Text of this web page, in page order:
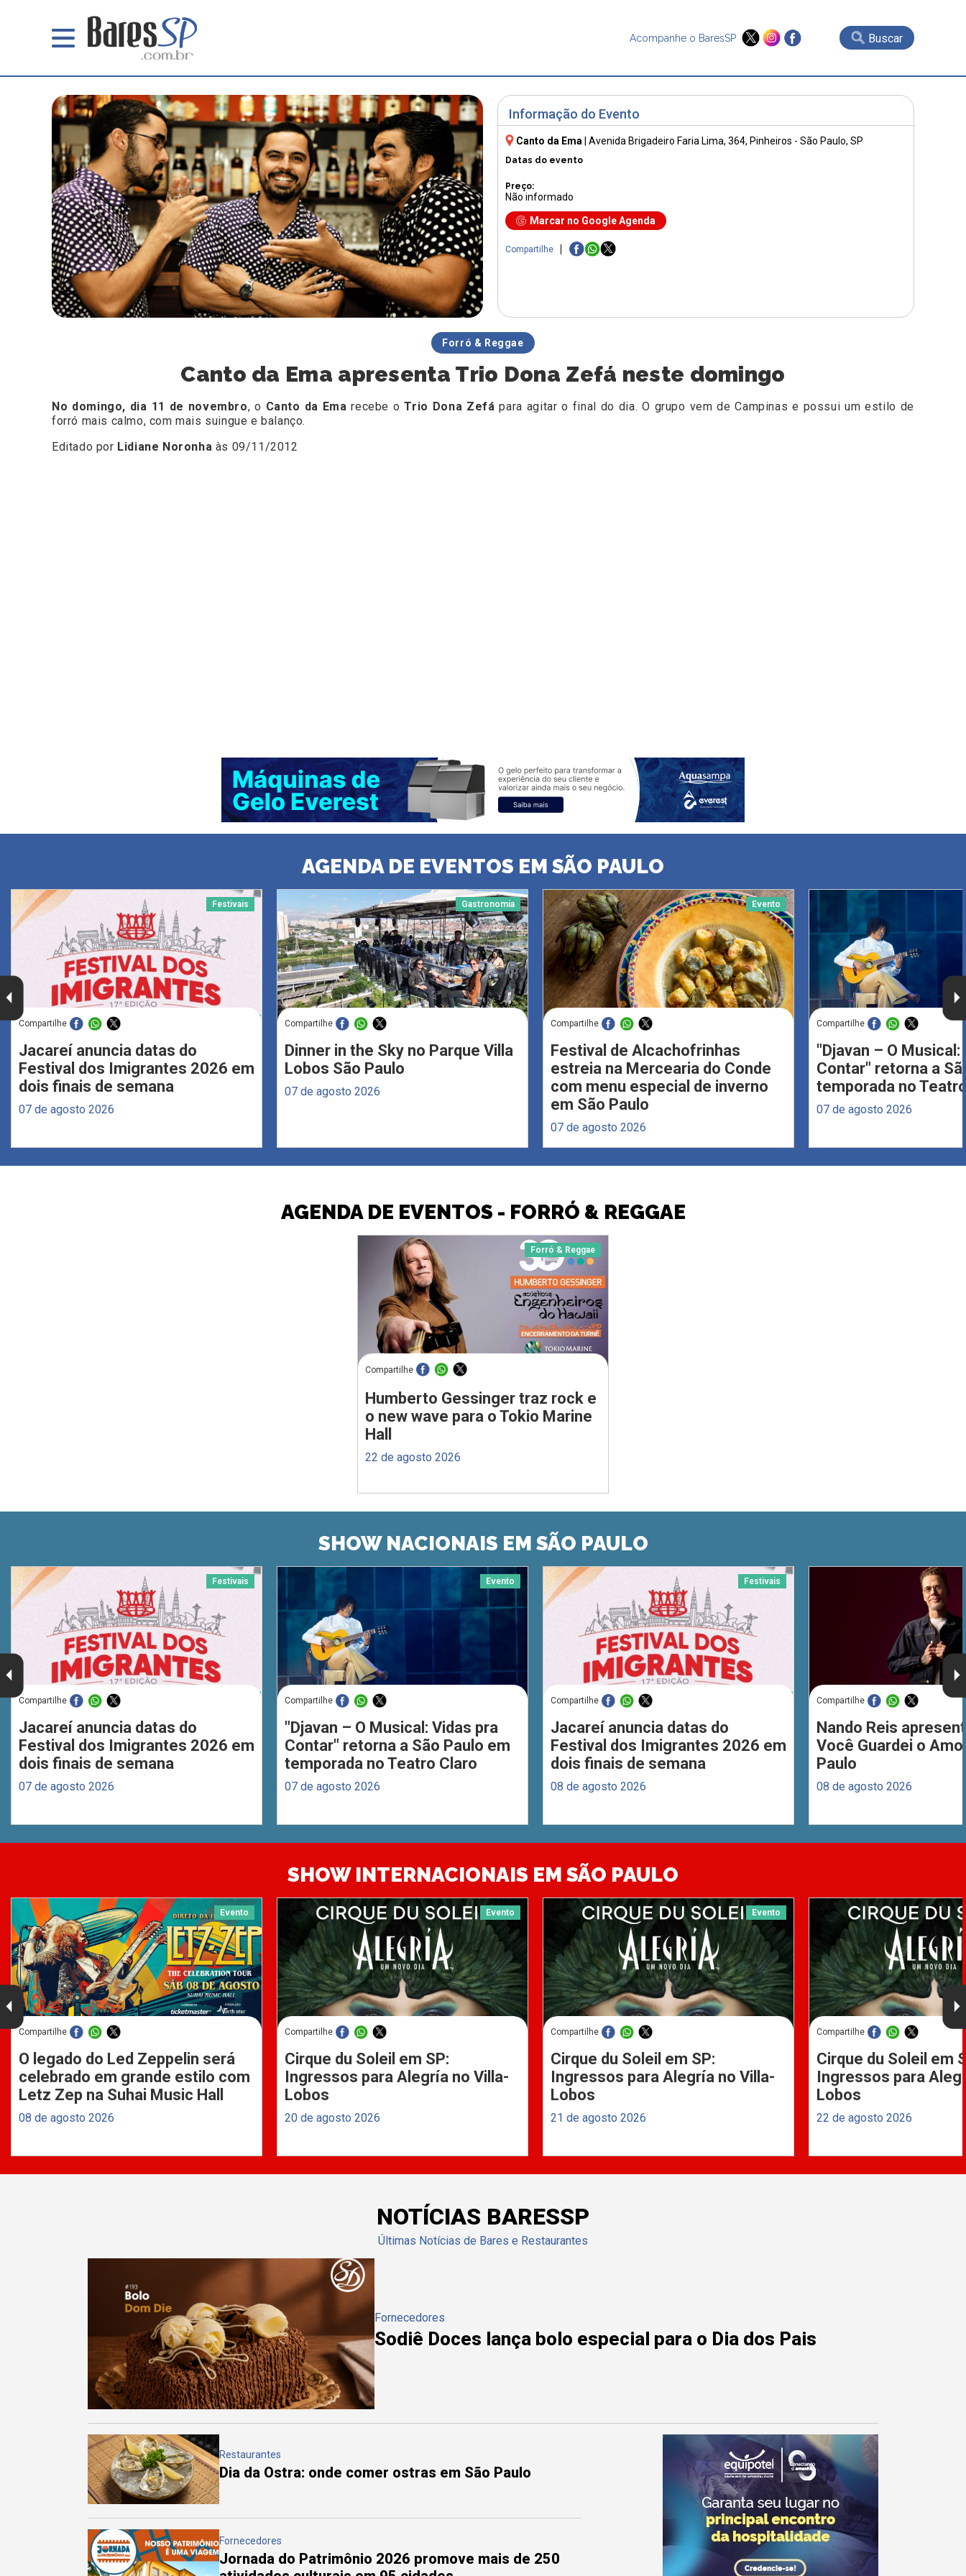
Acompanhe o BaresSP Buscar
Informação do Evento
Canto da Ema Avenida Brigadeiro Faria Lima, 364, Pinheiros - São Paulo, SP
Datas do evento
Preço:
Não informado
Marcar no Google Agenda
Compartilhe
Forró & Reggae
Canto da Ema apresenta Trio Dona Zefá neste domingo
No domingo, dia 11 de novembro, o Canto da Ema recebe oTrio Dona Zefá para agitar o final do dia. O grupo vem de Campinas e possui um estilo de
forró mais calmo, com mais suingue e balanço.
Editado por Lidiane Noronha às 09/11/2012
AGENDA DE EVENTOS EM SÃO PAULO
Festivais
Compartilhe
Jacareí anuncia datas do
Festival dos Imigrantes 2026 em
dois finais de semana
07 de agosto 2026
Gastronomia
Compartilhe
Dinner in the Sky no Parque Villa
Lobos São Paulo
07 de agosto 2026
Evento
Compartilhe
Festival de Alcachofrinhas
estreia na Mercearia do Conde
com menu especial de inverno
em São Paulo
07 de agosto 2026
Compartilhe
"Djavan – O Musical:
Contar" retorna a
temporada no
07 de agosto 2026
AGENDA DE EVENTOS - FORRÓ & REGGAE
Forró & Reggae
Compartilhe
Humberto Gessinger traz rock e
o new wave para o Tokio Marine
Hall
22 de agosto 2026
SHOW NACIONAIS EM SÃO PAULO
Festivais
Compartilhe
Jacareí anuncia datas do
Festival dos Imigrantes 2026 em
dois finais de semana
07 de agosto 2026
Evento
Compartilhe
"Djavan – O Musical: Vidas pra
Contar" retorna a São Paulo em
temporada no Teatro Claro
07 de agosto 2026
Festivais
Compartilhe
Jacareí anuncia datas do
Festival dos Imigrantes 2026 em
dois finais de semana
08 de agosto 2026
Compartilhe
Nando Reis
Você Guardei o
Paulo
08 de agosto 2026
SHOW INTERNACIONAIS EM SÃO PAULO
Evento
Compartilhe
O legado do Led Zeppelin será
celebrado em grande estilo com
Letz Zep na Suhai Music Hall
08 de agosto 2026
Evento
Compartilhe
Cirque du Soleil em SP:
Ingressos para Alegría no Villa-
Lobos
20 de agosto 2026
Evento
Compartilhe
Cirque du Soleil em SP:
Ingressos para Alegría no Villa-
Lobos
21 de agosto 2026
Compartilhe
Cirque du Soleil em
Ingressos para
Lobos
22 de agosto 2026
NOTÍCIAS BARESSP
Últimas Notícias de Bares e Restaurantes
Fornecedores
Sodiê Doces lança bolo especial para o Dia dos Pais
Restaurantes
Dia da Ostra: onde comer ostras em São Paulo
Fornecedores
Jornada do Patrimônio 2026 promove mais de 250